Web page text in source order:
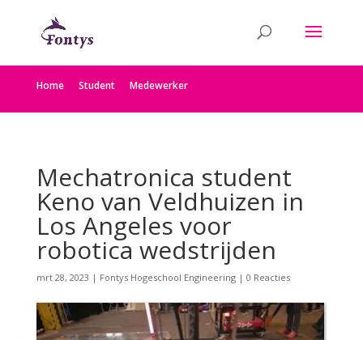
Home Student Medewerker
Mechatronica student
Keno van Veldhuizen in
Los Angeles voor
robotica wedstrijden
mrt 28, 2023 | Fontys Hogeschool Engineering| 0 Reacties